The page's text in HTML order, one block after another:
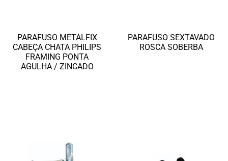
PARAFUSO METALFIX
CABEÇA CHATA PHILIPS
FRAMING PONTA
AGULHA / ZINCADO
PARAFUSO SEXTAVADO
ROSCA SOBERBA